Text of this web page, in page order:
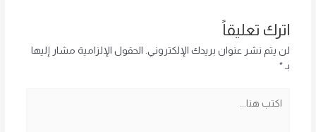
اترك تعليقاً
لن يتم نشر عنوان بريدك الإلكتروني. الحقول الإلزامية مشار إليها
بـ *